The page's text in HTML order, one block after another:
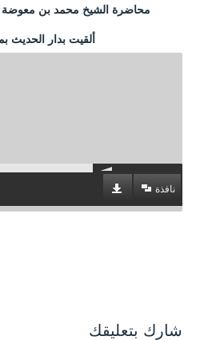
محاضرة الشيخ محمد بن معوضة
ألقيت بدار الحديث
نافذة
شارك بتعليقك